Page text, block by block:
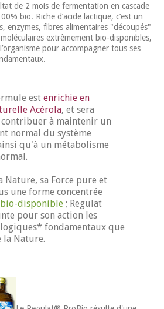
de 2 mois de fermentation en cascade
bio. Riche d’acide lactique, c’est un
enzymes, fibres alimentaires "découpés"
extrêmement bio-disponibles,
pour accompagner tous ses
est enrichie en
Acérola, et sera
à maintenir un
normal du système
qu'à un métabolisme
Nature, sa Force pure et
une forme concentrée
disponible ; Regulat
pour son action les
fondamentaux que
la Nature.